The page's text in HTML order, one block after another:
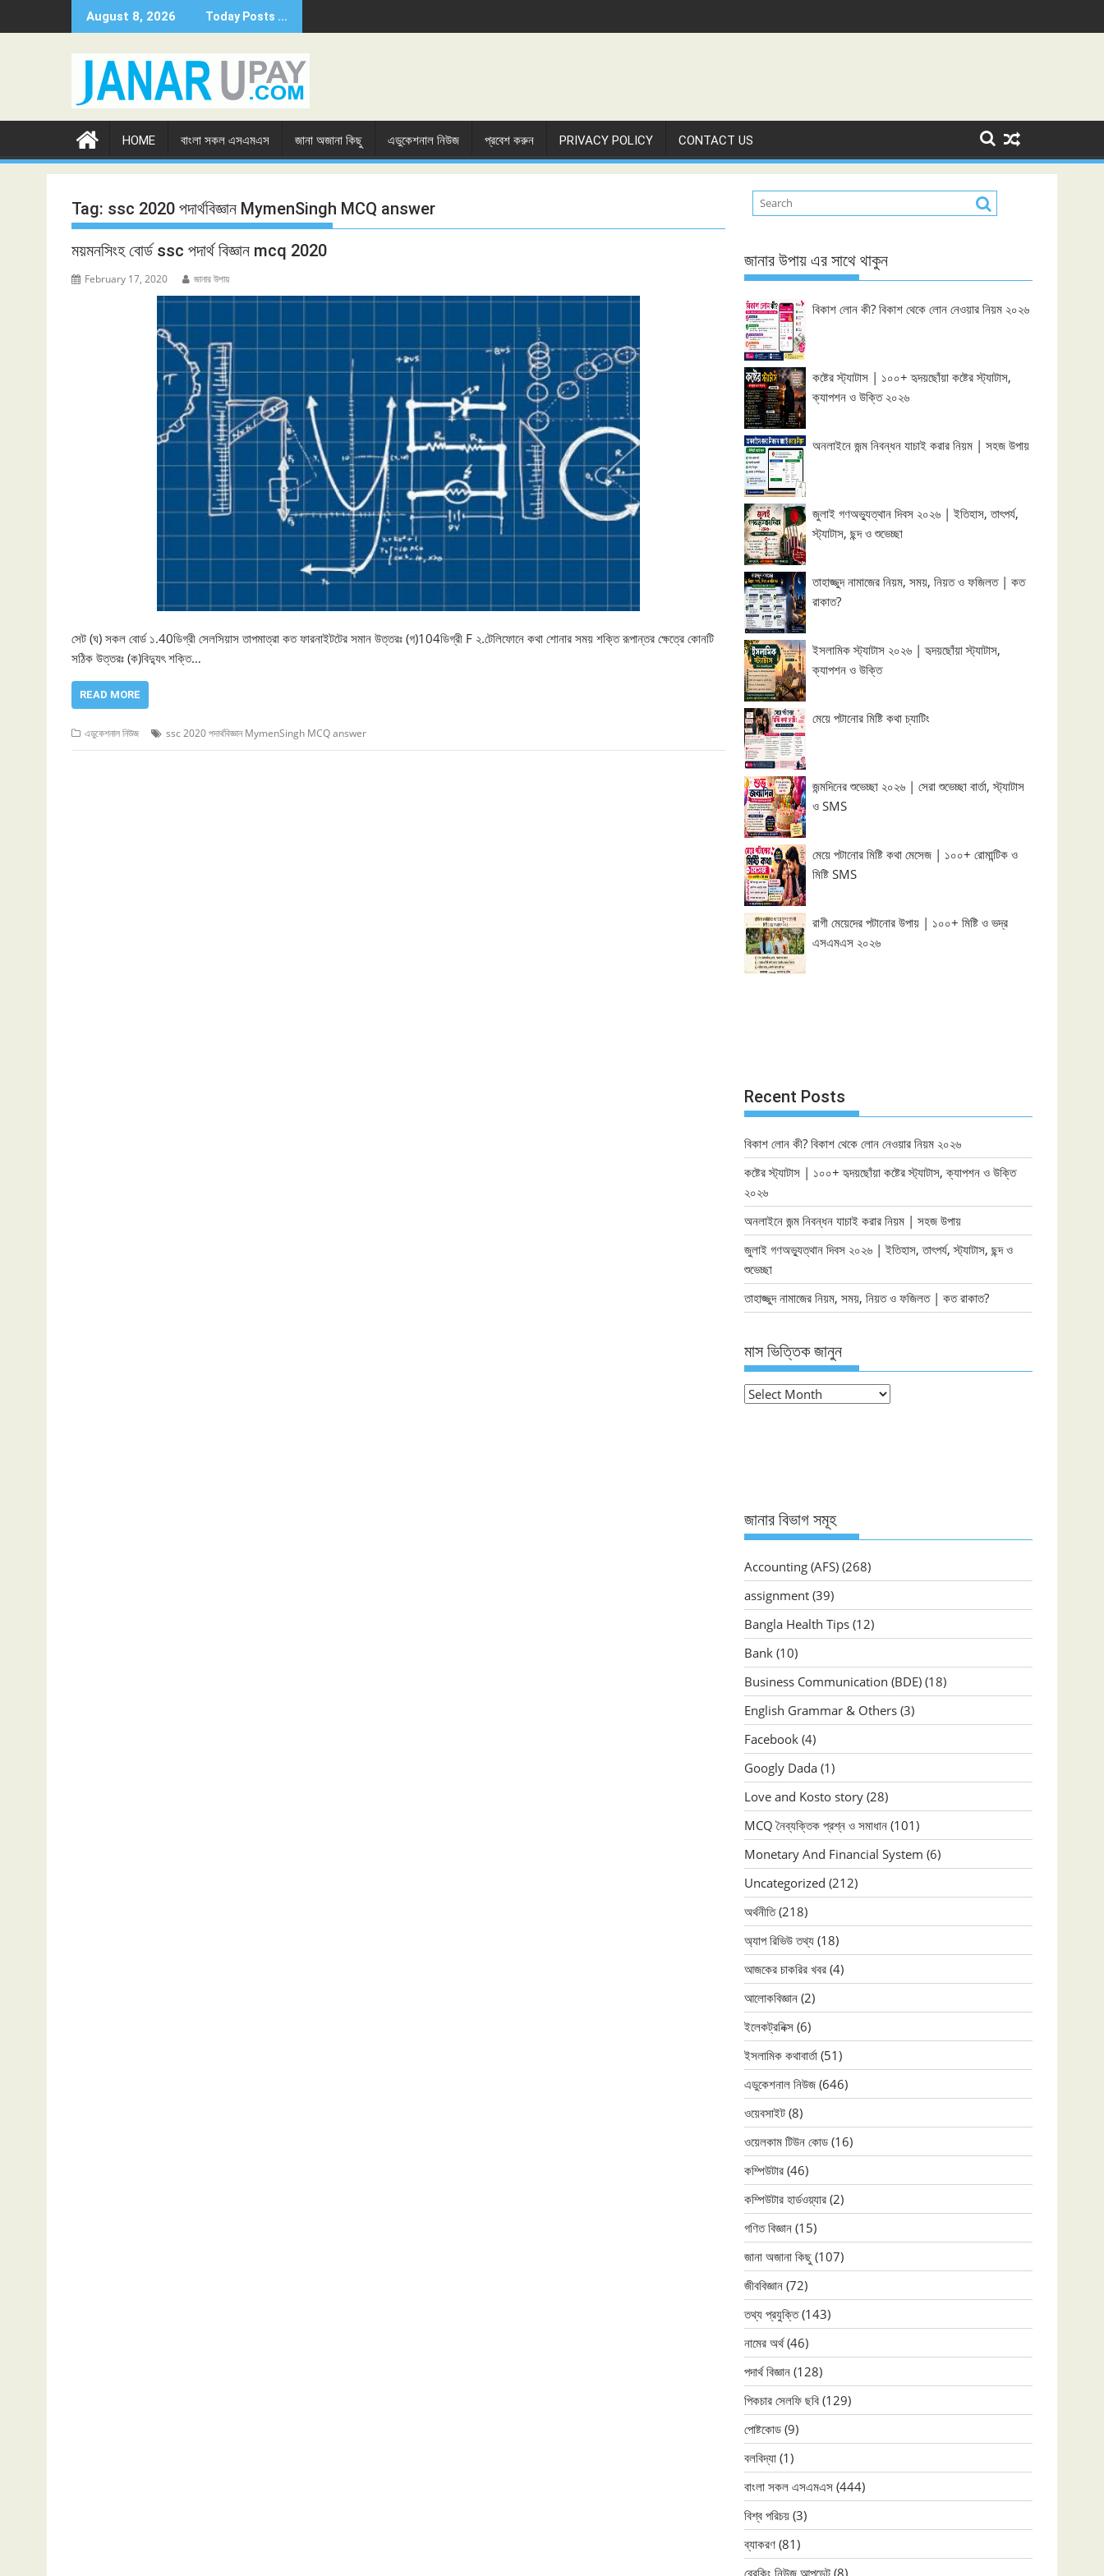
to
August 8, 2026 Today Posts ...
HOME বাংলা সকল এসএমএস জানা অজানা কিছু এডুকেশনাল নিউজ প্রবেশ করুন PRIVACY POLICY CONTACT US
Tag: ssc 2020 পদার্থবিজ্ঞান MymenSingh MCQ answer
ময়মনসিংহ বোর্ড ssc পদার্থ বিজ্ঞান mcq 2020
February 17, 2020 জানার উপায়
সেট (ঘ) সকল বোর্ড ১.40ডিগ্রী সেলসিয়াস তাপমাত্রা কত ফারনাইটটের সমান উত্তরঃ (গ)104ডিগ্রী F ২.টেলিফোনে কথা শোনার সময় শক্তি রূপান্তর ক্ষেত্রে কোনটি
সঠিক উত্তরঃ (ক)বিদ্যুৎ শক্তি…
READ MORE
এডুকেশনাল নিউজ ssc 2020 পদার্থবিজ্ঞান MymenSingh MCQ answer
জানার উপায় এর সাথে থাকুন
বিকাশ লোন কী? বিকাশ থেকে লোন নেওয়ার নিয়ম ২০২৬
কষ্টের স্ট্যাটাস | ১০০+ হৃদয়ছোঁয়া কষ্টের স্ট্যাটাস,
ক্যাপশন ও উক্তি ২০২৬
অনলাইনে জন্ম নিবন্ধন যাচাই করার নিয়ম | সহজ উপায়
জুলাই গণঅভ্যুত্থান দিবস ২০২৬ | ইতিহাস, তাৎপর্য,
স্ট্যাটাস, ছন্দ ও শুভেচ্ছা
তাহাজ্জুদ নামাজের নিয়ম, সময়, নিয়ত ও ফজিলত | কত
রাকাত?
ইসলামিক স্ট্যাটাস ২০২৬ | হৃদয়ছোঁয়া স্ট্যাটাস,
ক্যাপশন ও উক্তি
মেয়ে পটানোর মিষ্টি কথা চ্যাটিং
জন্মদিনের শুভেচ্ছা ২০২৬ | সেরা শুভেচ্ছা বার্তা, স্ট্যাটাস
ও SMS
মেয়ে পটানোর মিষ্টি কথা মেসেজ | ১০০+ রোমান্টিক ও
মিষ্টি SMS
রাগী মেয়েদের পটানোর উপায় | ১০০+ মিষ্টি ও ভদ্র
এসএমএস ২০২৬
Recent Posts
বিকাশ লোন কী? বিকাশ থেকে লোন নেওয়ার নিয়ম ২০২৬
কষ্টের স্ট্যাটাস | ১০০+ হৃদয়ছোঁয়া কষ্টের স্ট্যাটাস, ক্যাপশন ও উক্তি
২০২৬
অনলাইনে জন্ম নিবন্ধন যাচাই করার নিয়ম | সহজ উপায়
জুলাই গণঅভ্যুত্থান দিবস ২০২৬ | ইতিহাস, তাৎপর্য, স্ট্যাটাস, ছন্দ ও
শুভেচ্ছা
তাহাজ্জুদ নামাজের নিয়ম, সময়, নিয়ত ও ফজিলত | কত রাকাত?
মাস ভিত্তিক জানুন
মাস
জানার বিভাগ সমূহ
Accounting (AFS) (268)
assignment (39)
Bangla Health Tips (12)
Bank (10)
Business Communication (BDE) (18)
English Grammar & Others (3)
Facebook (4)
Googly Dada (1)
Love and Kosto story (28)
MCQ নৈব্যক্তিক প্রশ্ন ও সমাধান (101)
Monetary And Financial System (6)
Uncategorized (212)
অর্থনীতি(218)
অ্যাপ রিভিউ তথ্য (18)
আজকের চাকরির খবর (4)
আলোকবিজ্ঞান (2)
ইলেকট্রনিক্স (6)
ইসলামিক কথাবার্তা (51)
এডুকেশনাল নিউজ (646)
ওয়েবসাইট (8)
ওয়েলকাম টিউন কোড (16)
কম্পিউটার (46)
কম্পিউটার হার্ডওয়্যার (2)
গণিত বিজ্ঞান (15)
জানা অজানা কিছু (107)
জীববিজ্ঞান (72)
তথ্য প্রযুক্তি(143)
নামের অর্থ(46)
পদার্থ বিজ্ঞান (128)
পিকচার সেলফি ছবি (129)
পোষ্টকোড (9)
বলবিদ্যা (1)
বাংলা সকল এসএমএস (444)
বিশ্ব পরিচয় (3)
ব্যাকরণ (81)
ব্রেকিং নিউজ আপডেট (8)